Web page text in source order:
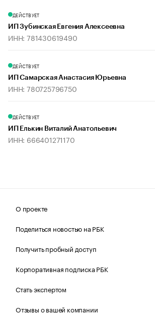
ДЕЙСТВУЕТ
ИП Зубинская Евгения Алексеевна
ИНН: 781430619490
ДЕЙСТВУЕТ
ИП Самарская Анастасия Юрьевна
ИНН: 780725796750
ДЕЙСТВУЕТ
ИП Елькин Виталий Анатольевич
ИНН: 666401271170
О проекте
Поделиться новостью на РБК
Получить пробный доступ
Корпоративная подписка РБК
Стать экспертом
Отзывы о вашей компании